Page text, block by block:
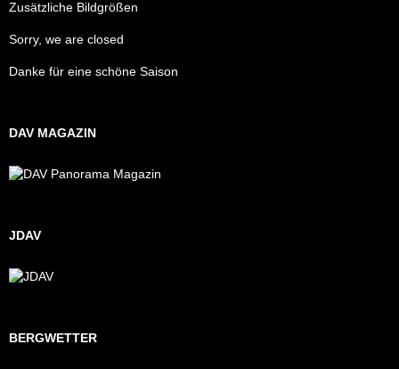
Zusätzliche Bildgrößen
Sorry, we are closed
Danke für eine schöne Saison
DAV MAGAZIN
JDAV
BERGWETTER